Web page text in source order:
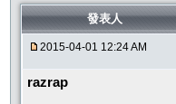
發表人
2015-04-01 12:24 AM
razrap